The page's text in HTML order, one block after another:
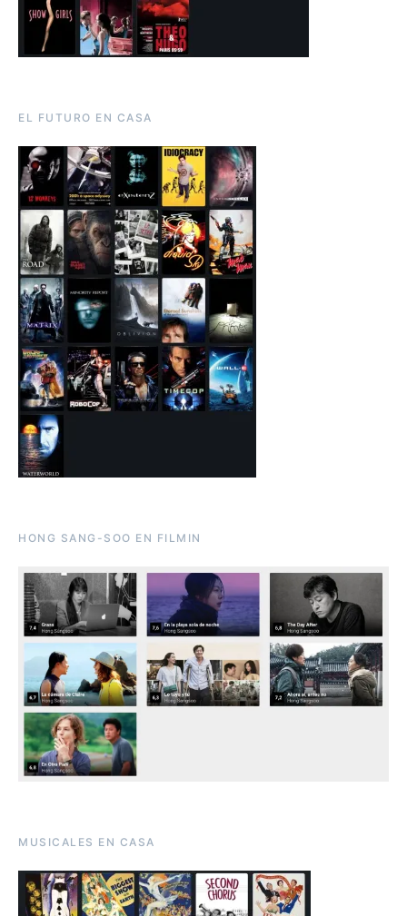
EL FUTURO EN CASA
HONG SANG-SOO EN FILMIN
MUSICALES EN CASA